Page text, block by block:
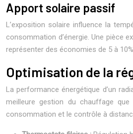
Apport solaire passif
L’exposition solaire influence la
consommation d’énergie. Une pièce
représenter des économies de 5 à
Optimisation de la
La performance énergétique d’un
meilleure gestion du chauffage
consommation et le contrôle à